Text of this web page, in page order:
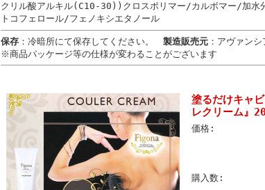
クリル酸アルキル(C10-30))クロスポリマー/カルボマー/加水
トコフェロール/フェノキシエタノール
保存：冷暗所にて保存してください。 製造販売元：アヴァン
※商品パッケージ等の仕様が変わることがございます
塗るだけキャ
レクリーム』
価格:
購入数: